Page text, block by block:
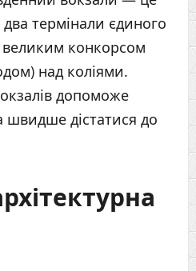
два термінали єдиного
великим конкорсом
над коліями.
допоможе
швидше дістатися до